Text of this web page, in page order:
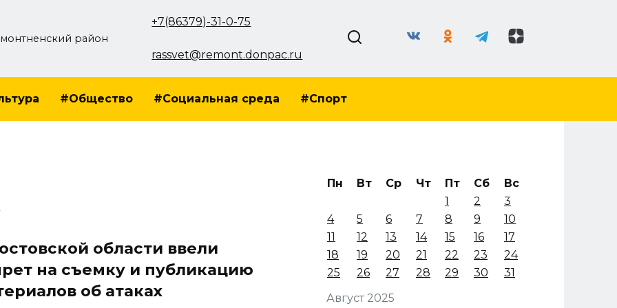
район
+7(86379)-31-0-75
rassvet@remont.donpac.ru
#Общество #Социальная среда #Спорт
области ввели
на съемку и публикацию
об атаках
Август 2025
Пн Вт Ср Чт Пт Сб
Вс
1
2
3
4
5 6 7 8 9
10
11
12 13 14 15 16
17
18
19 20 21 22 23
24
25
26 27 28 29 30 31